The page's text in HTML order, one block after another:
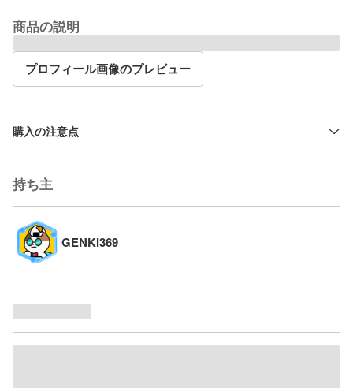
商品の説明
プロフィール画像のプレビュー
購入の注意点
持ち主
GENKI369